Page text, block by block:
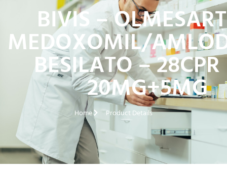
BIVIS –
MEDOXOMIL/
BESILATO –
20MG+5MG
Home Product Details